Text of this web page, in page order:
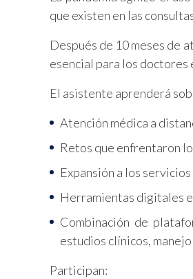
que existen en las
Después de 10 meses de
esencial para los doctores
El asistente aprenderá
Atención médica a
Retos que enfrentaron
Expansión a los
Herramientas digitales
Combinación de
estudios clínicos,
Participan: